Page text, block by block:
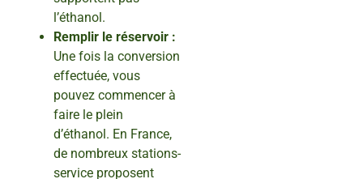
l’éthanol.
Remplir le réservoir :
Une fois la conversion
effectuée, vous
pouvez commencer à
faire le plein
d’éthanol. En France,
de nombreux stations-
service proposent